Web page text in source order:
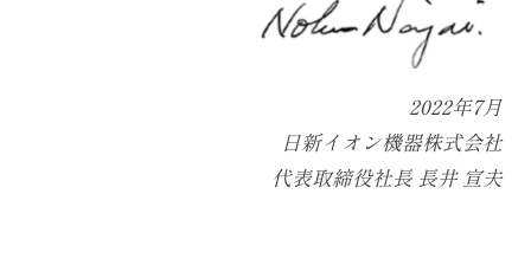
2022年7月
日新イオン機器株式会社
代表取締役社長 長井 宣夫